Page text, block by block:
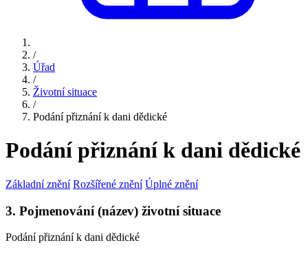
/
Úřad
/
Životní situace
/
Podání přiznání k dani dědické
Podání přiznání k dani dědické
Základní znění Rozšířené znění Úplné znění
3. Pojmenování (název) životní situace
Podání přiznání k dani dědické